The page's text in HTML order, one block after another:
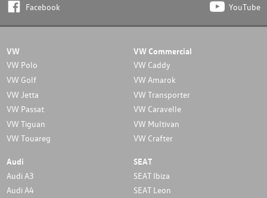
Facebook YouTube
VW
VW Polo
VW Golf
VW Jetta
VW Passat
VW Tiguan
VW Touareg
VW Commercial
VW Caddy
VW Amarok
VW Transporter
VW Caravelle
VW Multivan
VW Crafter
Audi
Audi A3
Audi A4
SEAT
SEAT Ibiza
SEAT Leon